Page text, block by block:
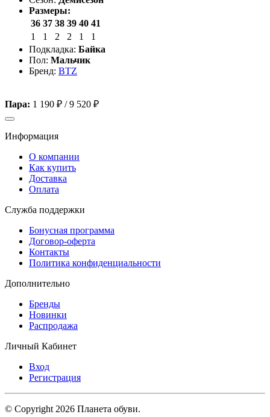
Размеры:
36 37 38 39 40 41
1
1 2 2 1
1
Подкладка: Байка
Пол: Мальчик
Бренд: BTZ
Пара: 1 190 ₽ /9 520 ₽
Информация
О компании
Как купить
Доставка
Оплата
Служба поддержки
Бонусная программа
Договор-оферта
Контакты
Политика конфиденциальности
Дополнительно
Бренды
Новинки
Распродажа
Личный Кабинет
Вход
Регистрация
© Copyright 2026 Планета обуви.